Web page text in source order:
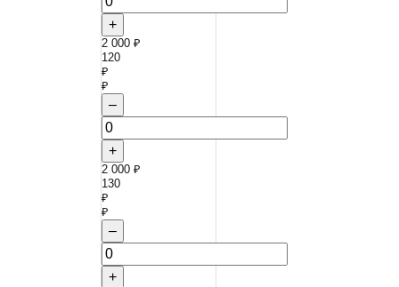
+
2 000 ₽
120
₽
₽
–
+
2 000 ₽
130
₽
₽
–
+